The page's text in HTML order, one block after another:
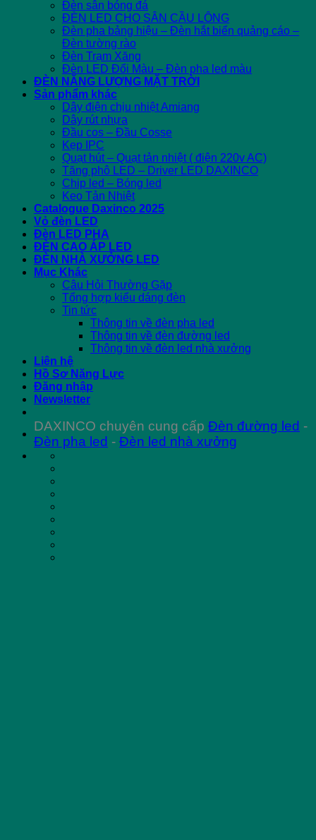
Đèn sân bóng đá
ĐÈN LED CHO SÂN CẦU LÔNG
Đèn pha bảng hiệu – Đèn hắt biển quảng cáo –
Đèn tường rào
Đèn Trạm Xăng
Đèn LED Đổi Màu – Đèn pha led màu
ĐÈN NĂNG LƯỢNG MẶT TRỜI
Sản phẩm khác
Dây điện chịu nhiệt Amiang
Dây rút nhựa
Đầu cos – Đầu Cosse
Kẹp IPC
Quạt hút – Quạt tản nhiệt ( điện 220v AC)
Tăng phô LED – Driver LED DAXINCO
Chip led – Bóng led
Keo Tản Nhiệt
Catalogue Daxinco 2025
Vỏ đèn LED
Đèn LED PHA
ĐÈN CAO ÁP LED
ĐÈN NHÀ XƯỞNG LED
Mục Khác
Câu Hỏi Thường Gặp
Tổng hợp kiểu dáng đèn
Tin tức
Thông tin về đèn pha led
Thông tin về đèn đường led
Thông tin về đèn led nhà xưởng
Liên hệ
Hồ Sơ Năng Lực
Đăng nhập
Newsletter
DAXINCO chuyên cung cấp Đèn đường led -
Đèn pha led - Đèn led nhà xưởng